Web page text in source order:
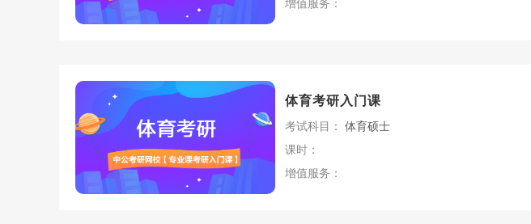
增值服务：
体育考研入门课
考试科目： 体育硕士
课时：
增值服务：